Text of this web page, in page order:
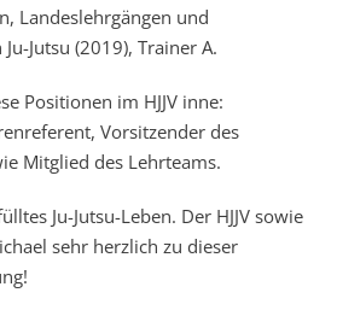
Landeslehrgängen und
Jutsu (2019), Trainer A.
Positionen im HJJV inne:
Vorsitzender des
Mitglied des Lehrteams.
Ju-Jutsu-Leben. Der HJJV sowie
sehr herzlich zu dieser